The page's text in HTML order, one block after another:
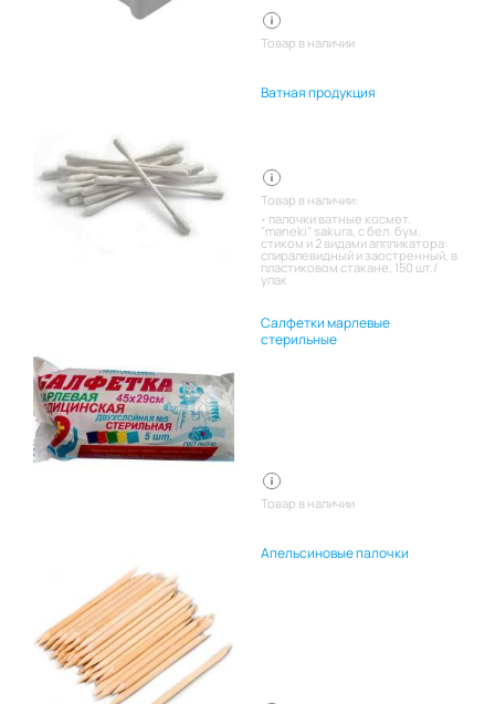
Товар в наличии
Ватная продукция
Товар в наличии:
палочки ватные космет.
"maneki" sakura, с бел. бум.
стиком и 2 видами аппликатора:
спиралевидный и заостренный, в
пластиковом стакане, 150 шт./
упак
Салфетки марлевые
стерильные
Товар в наличии
Апельсиновые палочки